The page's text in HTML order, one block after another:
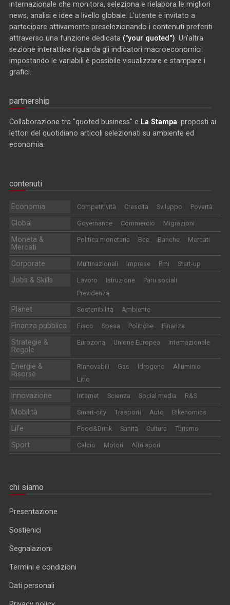
internazionale che monitora, seleziona e rielabora le migliori
news, analisi e idee a livello globale. L'utente è invitato a
partecipare attivamente preselezionando i contenuti preferiti
attraverso una funzione dedicata ("your quoted") . Un'altra
sezione interattiva riguarda gli indicatori macroeconomici:
impostando le variabili è possibile visualizzare e stampare i
grafici.
partnership
Collaborazione tra "quoted business" e La Stampa: proposti ai
lettori del quotidiano articoli selezionati su ambiente ed
economia.
contenuti
Economia Competitività Crescita Sviluppo Povertà
Global Governance Commercio Migrazioni
Moneta &
Mercati
Politica monetaria Bce Banche Mercati
Corporate Multinazionali Imprese Pmi Start-up
Jobs & Skills Lavoro Istruzione
Parti sociali
Previdenza
Planet Sostenibilità Ambiente
Finanza pubblica Fisco Spesa Politiche Finanza
Strategie &
Regole
Eurozona Unione Europea Internazionale
Energie &
Risorse
Rinnovabili Gas Idrogeno
Alluminio
Litio
Innovazione Internet Scienza Social media R&S
Mobilità Smart-city Trasporti Auto Bikenomics
Life Food&Drink Sanità Cultura Turismo
Sport Calcio Motori Altri sport
chi siamo
Presentazione
Sostienici
Segnalazioni
Termini e condizioni
Dati personali